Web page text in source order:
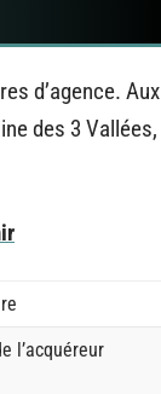
d’agence. Aux
des 3 Vallées,
l’acquéreur